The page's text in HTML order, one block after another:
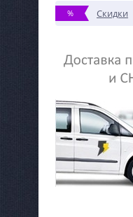
% Скидки